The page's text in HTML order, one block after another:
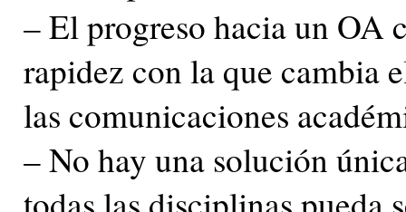
– El progreso hacia un OA
rapidez con la que cambia
las comunicaciones
– No hay una solución